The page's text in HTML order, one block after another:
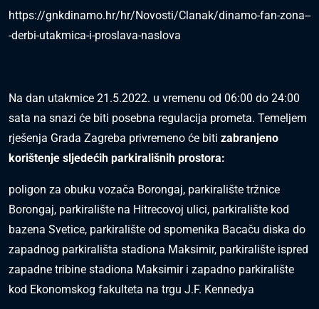
https://gnkdinamo.hr/hr/Novosti/Clanak/dinamo-fan-zona--
-derbi-utakmica-i-proslava-naslova
Na dan utakmice 21.5.2022. u vremenu od 06:00 do 24:00
sata na snazi će biti posebna regulacija prometa. Temeljem
rješenja Grada Zagreba privremeno će biti zabranjeno
korištenje sljedećih parkirališnih prostora:
poligon za obuku vozača Borongaj, parkiralište tržnice
Borongaj, parkiralište na Hitrecovoj ulici, parkiralište kod
bazena Svetice, parkiralište od spomenika Bacaču diska do
zapadnog parkirališta stadiona Maksimir, parkiralište ispred
zapadne tribine stadiona Maksimir i zapadno parkiralište
kod Ekonomskog fakulteta na trgu J.F. Kennedya